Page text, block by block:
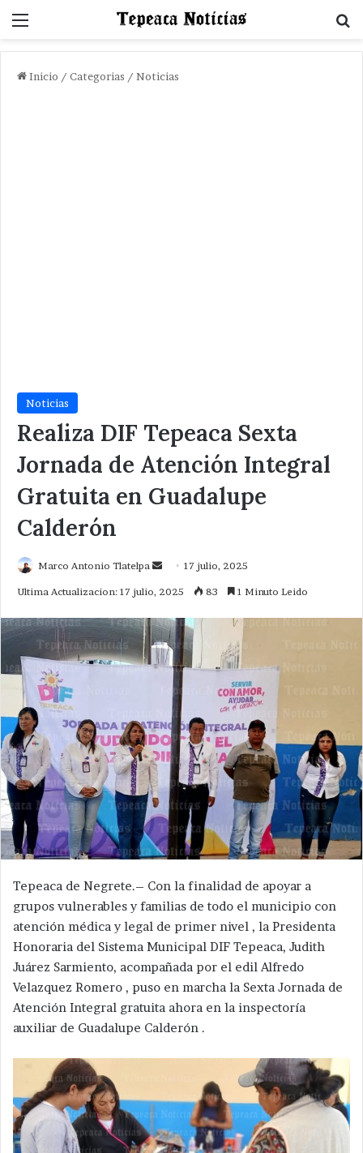
Menu
Inicio / Categorias / Noticias
Noticias
Realiza DIF Tepeaca Sexta
Jornada de Atención Integral
Gratuita en Guadalupe
Calderón
Marco Antonio Tlatelpa
Send17 julio, 2025
Ultima Actualizacion: 17 julio, 2025 83 1 Minuto Leido
Tepeaca de Negrete.– Con la finalidad de apoyar a
grupos vulnerables y familias de todo el municipio con
atención médica y legal de primer nivel , la Presidenta
Honoraria del Sistema Municipal DIF Tepeaca, Judith
Juárez Sarmiento, acompañada por el edil Alfredo
Velazquez Romero , puso en marcha la Sexta Jornada de
Atención Integral gratuita ahora en la inspectoría
auxiliar de Guadalupe Calderón .